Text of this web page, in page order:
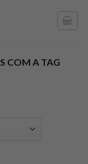
COM A TAG